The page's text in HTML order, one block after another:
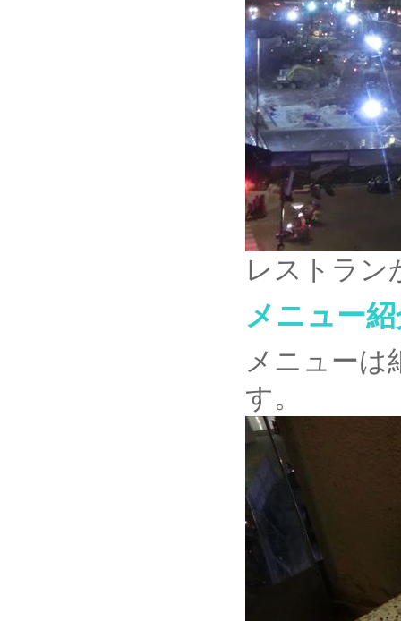
レストラン
メニュー
メニューは
す。